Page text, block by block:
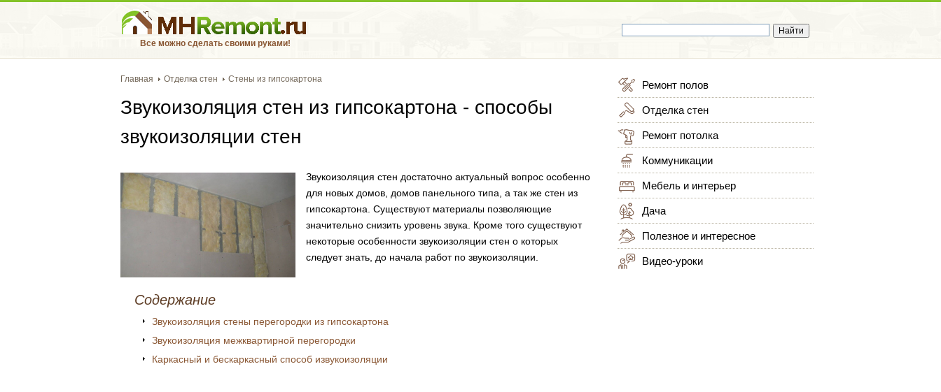
Все можно сделать своими руками!
Главная Отделка стен Стены из гипсокартона
Звукоизоляция стен из гипсокартона - способы
звукоизоляции стен
Звукоизоляция стен достаточно актуальный вопрос особенно
для новых домов, домов панельного типа, а так же стен из
гипсокартона. Существуют материалы позволяющие
значительно снизить уровень звука. Кроме того существуют
некоторые особенности звукоизоляции стен о которых
следует знать, до начала работ по звукоизоляции.
Содержание
Звукоизоляция стены перегородки из гипсокартона
Звукоизоляция межквартирной перегородки
Каркасный и бескаркасный способ извукоизоляции
Ремонт полов
Отделка стен
Ремонт потолка
Коммуникации
Мебель и интерьер
Дача
Полезное и интересное
Видео-уроки